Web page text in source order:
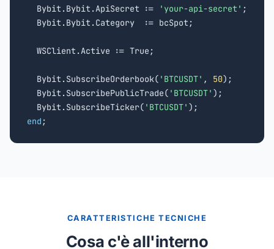
  Bybit.Bybit.ApiSecret :=
'your-api-secret' ;
  Bybit.Bybit.Category  := bcSpot;
  WSClient.Active := True;
  Bybit.SubscribeOrderbook(
'BTCUSDT' , 50);
  Bybit.SubscribePublicTrade(
'BTCUSDT' );
  Bybit.SubscribeTicker(
'BTCUSDT'
end ;
CARATTERISTICHE TECNICHE
Cosa c'è all'interno